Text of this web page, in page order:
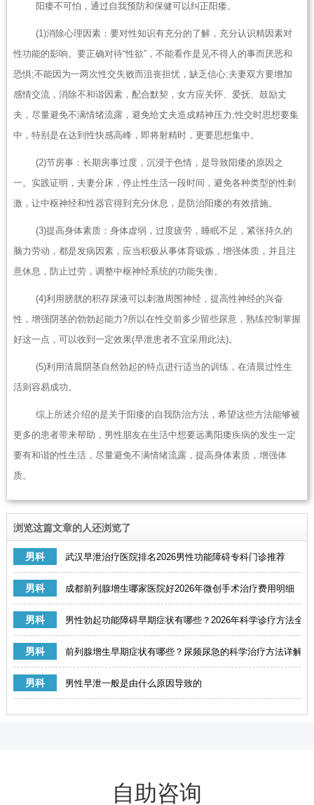
阳痿不可怕，通过自我预防和保健可以纠正阳痿。
(1)消除心理因素：要对性知识有充分的了解，充分认识精因素对
性功能的影响。要正确对待“性欲”，不能看作是见不得人的事而厌恶和
恐惧;不能因为一两次性交失败而沮丧担忧，缺乏信心;夫妻双方要增加
感情交流，消除不和谐因素，配合默契，女方应关怀、爱抚、鼓励丈
夫，尽量避免不满情绪流露，避免给丈夫造成精神压力;性交时思想要集
中，特别是在达到性快感高峰，即将射精时，更要思想集中。
(2)节房事：长期房事过度，沉浸于色情，是导致阳痿的原因之
一。实践证明，夫妻分床，停止性生活一段时间，避免各种类型的性刺
激，让中枢神经和性器官得到充分休息，是防治阳痿的有效措施。
(3)提高身体素质：身体虚弱，过度疲劳，睡眠不足，紧张持久的
脑力劳动，都是发病因素，应当积极从事体育锻炼，增强体质，并且注
意休息，防止过劳，调整中枢神经系统的功能失衡。
(4)利用膀胱的积存尿液可以刺激周围神经，提高性神经的兴奋
性，增强阴茎的勃勃起能力?所以在性交前多少留些尿意，熟练控制掌握
好这一点，可以收到一定效果(早泄患者不宜采用此法)。
(5)利用清晨阴茎自然勃起的特点进行适当的训练，在清晨过性生
活则容易成功。
综上所述介绍的是关于阳痿的自我防治方法，希望这些方法能够被
更多的患者带来帮助，男性朋友在生活中想要远离阳痿疾病的发生一定
要有和谐的性生活，尽量避免不满情绪流露，提高身体素质，增强体
质。
浏览这篇文章的人还浏览了
男科 武汉早泄治疗医院排名2026男性功能障碍专科门诊推荐
男科 成都前列腺增生哪家医院好2026年微创手术治疗费用明细
男科 男性勃起功能障碍早期症状有哪些？2026年科学诊疗方法全解
男科 前列腺增生早期症状有哪些？尿频尿急的科学治疗方法详解
男科 男性早泄一般是由什么原因导致的
自助咨询